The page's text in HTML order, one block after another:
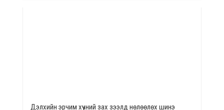
Дэлхийн эрчим хүчний зах зээлд нөлөөлөх шинэ